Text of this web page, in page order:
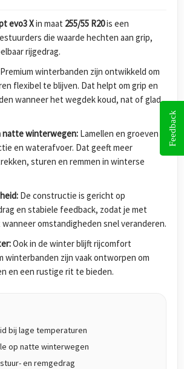
evo3 Xin maat 255/55 R20is een
die waarde hechten aan grip,
rijgedrag.
Premium winterbanden zijn ontwikkeld om
flexibel te blijven. Dat helpt om grip en
wanneer het wegdek koud, nat of glad
natte winterwegen: Lamellen en groeven
en waterafvoer. Dat geeft meer
sturen en remmen in winterse
De constructie is gericht op
en stabiele feedback, zodat je met
omstandigheden snel veranderen.
Ook in de winter blijft rijcomfort
winterbanden zijn vaak ontworpen om
en een rustige rit te bieden.
bij lage temperaturen
op natte winterwegen
en remgedrag
Feedback